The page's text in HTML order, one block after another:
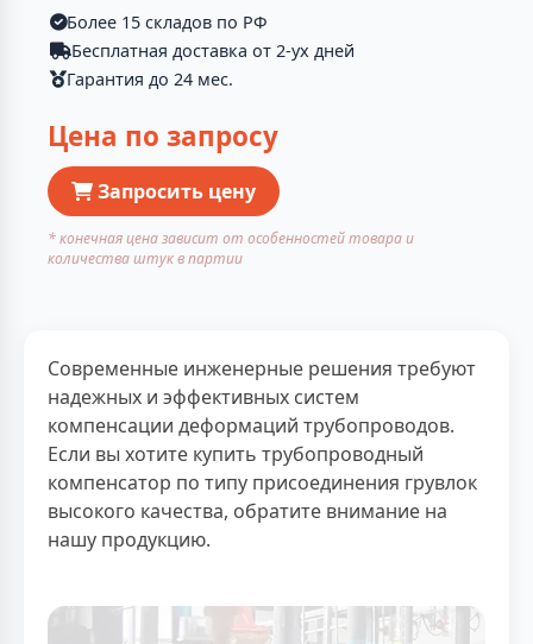
Более 15 складов по РФ
Бесплатная доставка от 2-ух дней
Гарантия до 24 мес.
Цена по запросу
Запросить цену
* конечная цена зависит от особенностей товара и
количества штук в партии
Современные инженерные решения требуют
надежных и эффективных систем
компенсации деформаций трубопроводов.
Если вы хотите купить трубопроводный
компенсатор по типу присоединения грувлок
высокого качества, обратите внимание на
нашу продукцию.